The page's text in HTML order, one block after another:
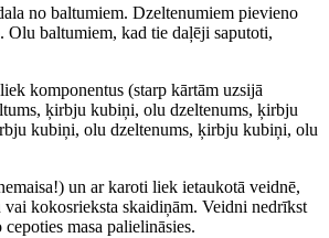
no baltumiem. Dzeltenumiem pievieno
Olu baltumiem, kad tie daļēji saputoti,
komponentus (starp kārtām uzsijā
ķirbju kubiņi, olu dzeltenums, ķirbju
kubiņi, olu dzeltenums, ķirbju kubiņi, olu
un ar karoti liek ietaukotā veidnē,
vai kokosrieksta skaidiņām. Veidni nedrīkst
masa palielināsies.